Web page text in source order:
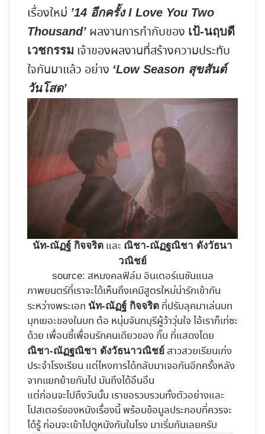
เรื่องใหม่ ’14 อีกครั้ง I Love You Two
Thousand’ ผลงานการกำกับของ เป้-นฤบดี
เวชกรรม เจ้าของผลงานที่สร้างความประทับ
ใจกันมาแล้ว อย่าง ‘Low Season สุขสันต์
วันโสด’
นัท-ณัฏฐ์ กิจจริต และ ณิชา-ณัฏฐณิชา ดังวัธนา
วณิชย์
source: สหมงคลฟิล์ม อินเตอร์เนชันแนล
ภาพยนตร์ที่เราจะได้เห็นถึงเคมีสูตรใหม่น่ารักเข้ากัน
ระหว่างพระเอก นัท-ณัฏฐ์ กิจจริต ที่ปรับลุคมาเล่นบท
มุกเยอะของในบท ต้อ หนุ่มจันทบุรีผู้ว้าวุ่นใจ ไอ้เราก็เท่ซะ
ด้วย เพื่อนซี้เพื่อนรักคนเดียวของ กิ๊บ ที่แสดงโดย
ณิชา-ณัฏฐณิชา ดังวัธนาวณิชย์ สาวสวยเรียนเก่ง
ประจำโรงเรียน แต่ไหงการได้กลับมาเจอกันอีกครั้งหลัง
จากแยกย้ายกันไป มันถึงได้อึนอึน
แต่ก่อนจะไปถึงวันนั้น เราขอรวบรวมทั้งตัวอย่างและ
โปสเตอร์ของหนังเรื่องนี้ พร้อมข้อมูลประกอบที่ควรจะ
ได้รู้ ก่อนจะเข้าไปดูหนังกันในโรง มาเริ่มกันเลยครับ